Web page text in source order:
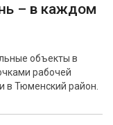
– в каждом
объекты в
рабочей
в Тюменский район.